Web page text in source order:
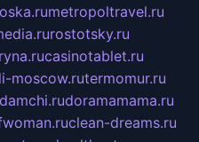
metropoltravel.ru
rostotsky.ru
casinotablet.ru
moscow.rutermomur.ru
doramamama.ru
clean-dreams.ru